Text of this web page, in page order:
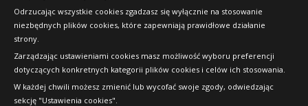
Odrzucając wszystkie cookies zgadzasz się wyłącznie na stosowanie
niezbędnych plików cookies, które zapewniają prawidłowe działanie
strony.
Zarządzając ustawieniami cookies masz możliwość wyboru preferencji
dotyczących konkretnych kategorii plików cookies i celów ich stosowania.
W każdej chwili możesz zmienić lub wycofać swoje zgody, odwiedzając
sekcję "Ustawienia cookies".
Copyright © 2010-2026 24opony.pl. Wszelkie
prawa zastrzeżone.